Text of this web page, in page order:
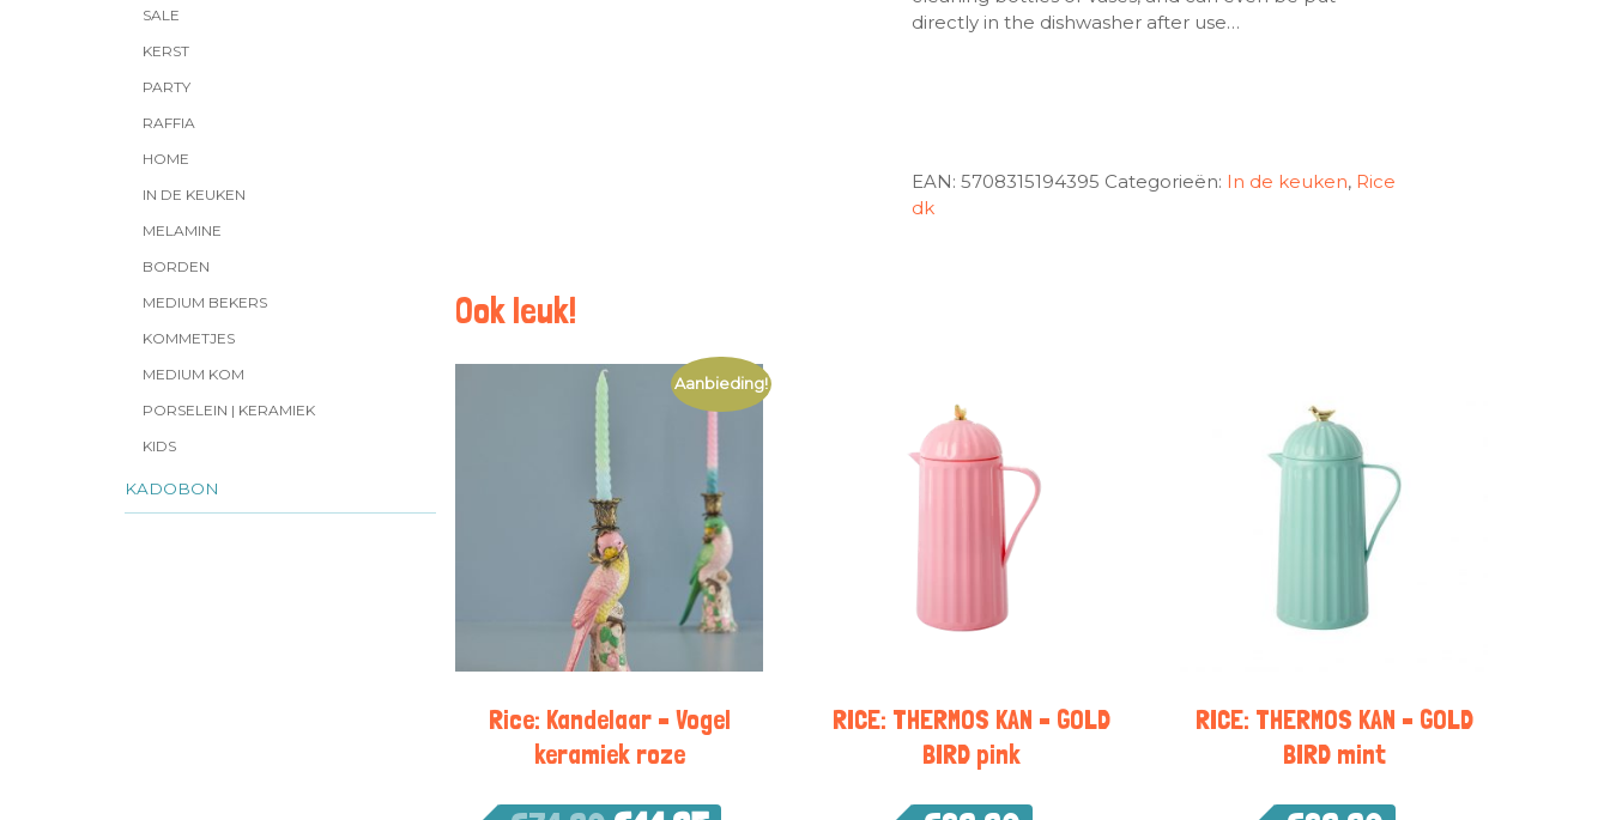
SALE
KERST
PARTY
RAFFIA
HOME
IN DE KEUKEN
MELAMINE
BORDEN
MEDIUM BEKERS
KOMMETJES
MEDIUM KOM
PORSELEIN | KERAMIEK
KIDS
KADOBON
directly in the dishwasher after use…
EAN: 5708315194395 Categorieën: In de keuken, Rice
dk
Ook leuk!
Aanbieding!
Rice: Kandelaar – Vogel
keramiek roze
RICE: THERMOS KAN – GOLD
BIRD pink
RICE: THERMOS KAN – GOLD
BIRD mint